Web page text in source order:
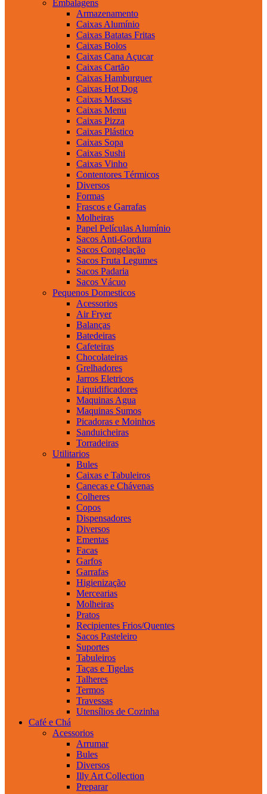
Embalagens
Armazenamento
Caixas Alumínio
Caixas Batatas Fritas
Caixas Bolos
Caixas Cana Açucar
Caixas Cartão
Caixas Hamburguer
Caixas Hot Dog
Caixas Massas
Caixas Menu
Caixas Pizza
Caixas Plástico
Caixas Sopa
Caixas Sushi
Caixas Vinho
Contentores Térmicos
Diversos
Formas
Frascos e Garrafas
Molheiras
Papel Películas Alumínio
Sacos Anti-Gordura
Sacos Congelação
Sacos Fruta Legumes
Sacos Padaria
Sacos Vácuo
Pequenos Domesticos
Acessorios
Air Fryer
Balanças
Batedeiras
Cafeteiras
Chocolateiras
Grelhadores
Jarros Eletricos
Liquidificadores
Maquinas Agua
Maquinas Sumos
Picadoras e Moinhos
Sanduicheiras
Torradeiras
Utilitarios
Bules
Caixas e Tabuleiros
Canecas e Chávenas
Colheres
Copos
Dispensadores
Diversos
Ementas
Facas
Garfos
Garrafas
Higienização
Mercearias
Molheiras
Pratos
Recipientes Frios/Quentes
Sacos Pasteleiro
Suportes
Tabuleiros
Taças e Tigelas
Talheres
Termos
Travessas
Utensílios de Cozinha
Café e Chá
Acessorios
Arrumar
Bules
Diversos
Illy Art Collection
Preparar